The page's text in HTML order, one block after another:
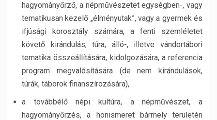
hagyományőrző, a népművészetet egységben-, vagy
tematikusan kezelő „élményutak”, vagy a gyermek és
ifjúsági korosztály számára, a fenti szemléletet
követő kirándulás, túra, álló-, illetve vándortábori
tematika összeállítására, kidolgozására, a referencia
program megvalósítására (de nem kirándulások,
túrák, táborok finanszírozására),
a továbbélő népi kultúra, a népművészet, a
hagyományőrzés, a honismeret bármely területén